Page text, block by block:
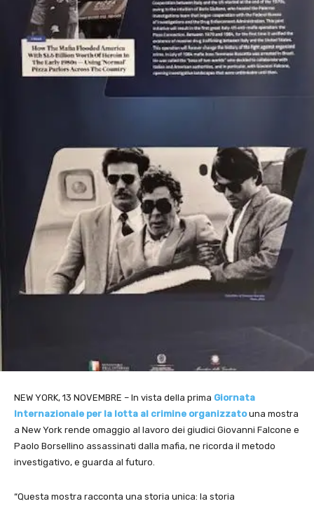
NEW YORK, 13 NOVEMBRE – In vista della prima Giornata
Internazionale per la lotta al crimine organizzatouna mostra
a New York rende omaggio al lavoro dei giudici Giovanni Falcone e
Paolo Borsellino assassinati dalla mafia, ne ricorda il metodo
investigativo, e guarda al futuro.
“Questa mostra racconta una storia unica: la storia